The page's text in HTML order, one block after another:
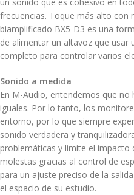
un sonido que es cohesivo en
frecuencias. Toque más alto con
biamplificado BX5-D3 es una
de alimentar un altavoz que usar
completo para controlar varios
Sonido a medida
En M-Audio, entendemos que no
iguales. Por lo tanto, los
entorno, por lo que siempre
sonido verdadera y
problemáticas y limite el impacto
molestas gracias al control de
para un ajuste preciso de la
el espacio de su estudio.